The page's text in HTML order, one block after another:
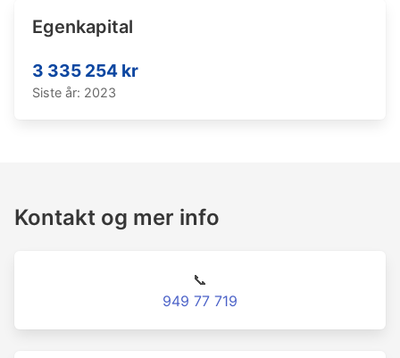
Egenkapital
3 335 254 kr
Siste år: 2023
Kontakt og mer info
📞
949 77 719